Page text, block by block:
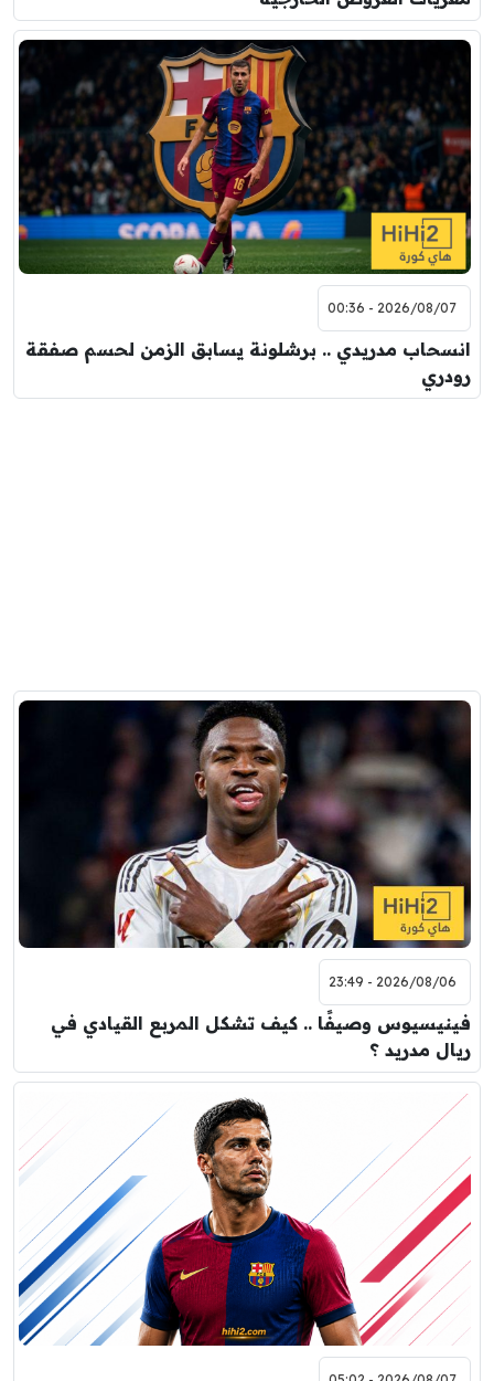
2026/08/07 - 00:36
انسحاب مدريدي .. برشلونة يسابق الزمن لحسم صفقة
رودري
2026/08/06 - 23:49
فينيسيوس وصيفًا .. كيف تشكل المربع القيادي في
ريال مدريد ؟